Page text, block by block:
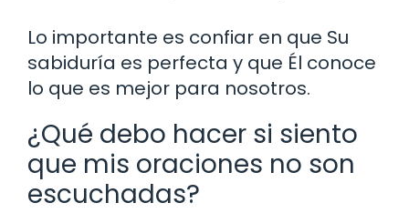
Lo importante es confiar en que Su
sabiduría es perfecta y que Él conoce
lo que es mejor para nosotros.
¿Qué debo hacer si siento
que mis oraciones no son
escuchadas?